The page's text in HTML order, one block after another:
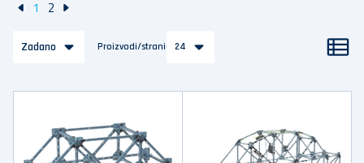
1 2
Zadano Proizvodi/stranica24